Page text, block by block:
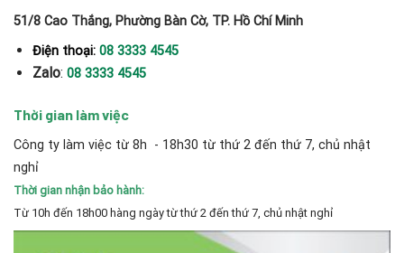
51/8 Cao Thắng, Phường Bàn Cờ, TP. Hồ Chí Minh
Điện thoại: 08 3333 4545
Zalo: 08 3333 4545
Thời gian làm việc
Công ty làm việc từ 8h - 18h30 từ thứ 2 đến thứ 7, chủ nhật
nghỉ
Thời gian nhận bảo hành:
Từ 10h đến 18h00 hàng ngày từ thứ 2 đến thứ 7, chủ nhật nghỉ